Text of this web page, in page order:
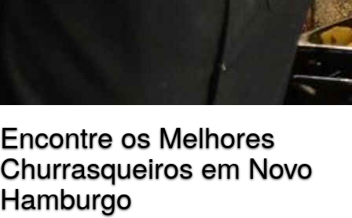
Encontre os Melhores
Churrasqueiros em Novo
Hamburgo